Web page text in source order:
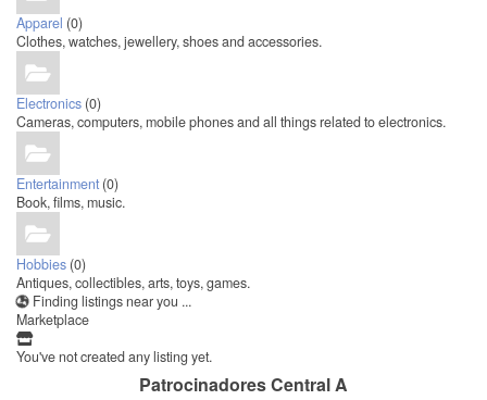
Apparel (0)
Clothes, watches, jewellery, shoes and accessories.
Electronics (0)
Cameras, computers, mobile phones and all things related to electronics.
Entertainment (0)
Book, films, music.
Hobbies (0)
Antiques, collectibles, arts, toys, games.
Finding listings near you ...
Marketplace
You've not created any listing yet.
Patrocinadores Central A